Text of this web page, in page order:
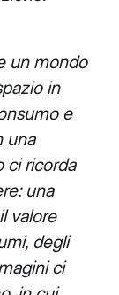
un mondo
in
e
una
ci ricorda
una
valore
degli
ci